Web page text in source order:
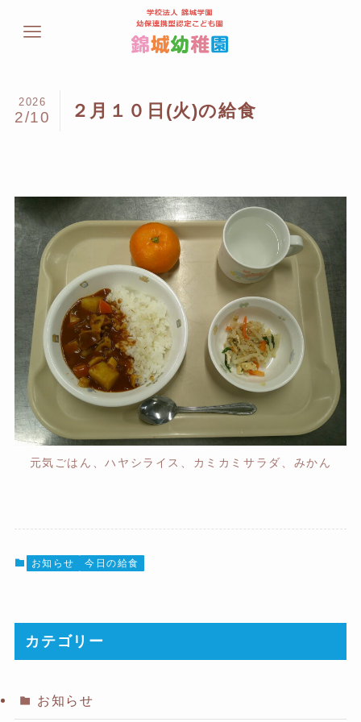
２月１０日(火)の給食
2026
2/10
元気ごはん、ハヤシライス、カミカミサラダ、みかん
お知らせ 今日の給食
カテゴリー
お知らせ